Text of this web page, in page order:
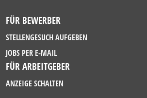
FÜR BEWERBER
STELLENGESUCH AUFGEBEN
JOBS PER E-MAIL
FÜR ARBEITGEBER
ANZEIGE SCHALTEN